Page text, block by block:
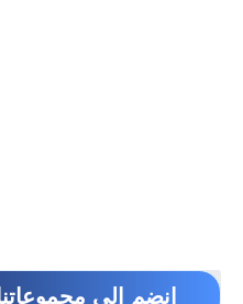
انضم الى